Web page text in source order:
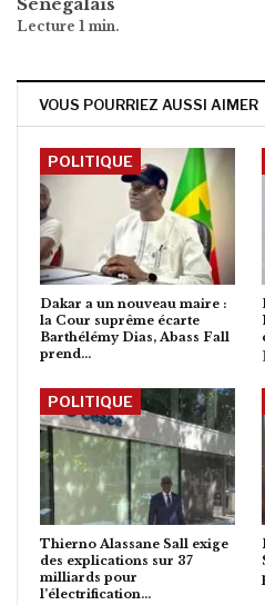
VOUS POURRIEZ AUSSI AIMER
POLITIQUE
Dakar a un nouveau maire :
la Cour suprême écarte
Barthélémy Dias, Abass Fall
prend…
POLITIQUE
Thierno Alassane Sall exige
des explications sur 37
milliards pour
l’électrification…